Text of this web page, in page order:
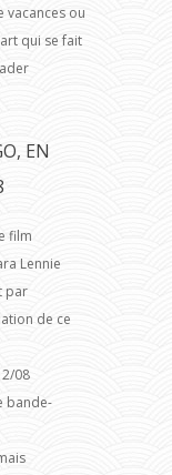
vacances ou
qui se fait
EN
film
Lennie
par
de ce
08
bande-